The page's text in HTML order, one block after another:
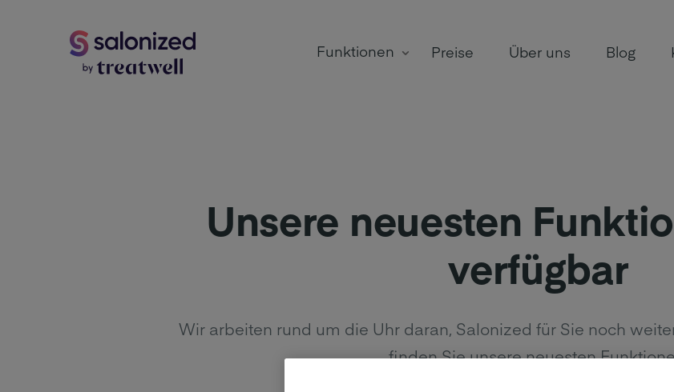
Funktionen Preise Über uns Blog
Unsere neuesten
verfügbar
Wir arbeiten rund um die Uhr daran, Salonized für Sie noch
finden Sie unsere neuesten